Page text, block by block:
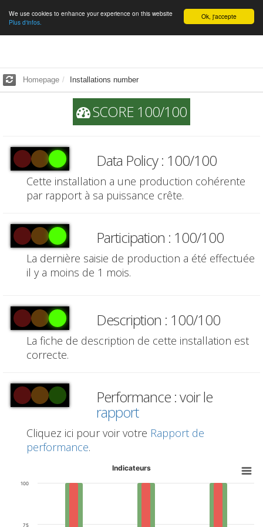
English Ok, j'accepte
We use cookies to enhance your experience on this website
Plus d'infos.
Homepage Installations number
SCORE 100/100
Data Policy : 100/100
Cette installation a une production cohérente
par rapport à sa puissance crête.
Participation : 100/100
La dernière saisie de production a été effectuée
il y a moins de 1 mois.
Description : 100/100
La fiche de description de cette installation est
correcte.
Performance : voir le
rapport
Cliquez ici pour voir votre Rapport de
performance.
Indicateurs
75
100